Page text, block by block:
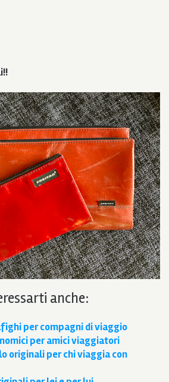
anche:
per compagni di viaggio
per amici viaggiatori
originali per chi viaggia con